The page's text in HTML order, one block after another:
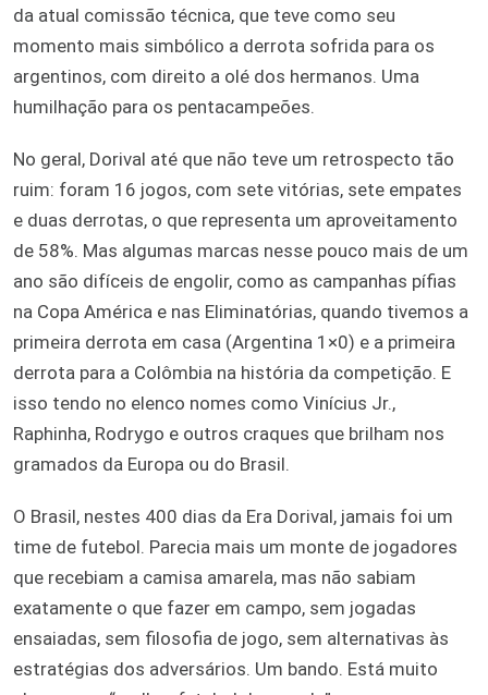
da atual comissão técnica, que teve como seu
momento mais simbólico a derrota sofrida para os
argentinos, com direito a olé dos hermanos. Uma
humilhação para os pentacampeões.
No geral, Dorival até que não teve um retrospecto tão
ruim: foram 16 jogos, com sete vitórias, sete empates
e duas derrotas, o que representa um aproveitamento
de 58%. Mas algumas marcas nesse pouco mais de um
ano são difíceis de engolir, como as campanhas pífias
na Copa América e nas Eliminatórias, quando tivemos a
primeira derrota em casa (Argentina 1×0) e a primeira
derrota para a Colômbia na história da competição. E
isso tendo no elenco nomes como Vinícius Jr.,
Raphinha, Rodrygo e outros craques que brilham nos
gramados da Europa ou do Brasil.
O Brasil, nestes 400 dias da Era Dorival, jamais foi um
time de futebol. Parecia mais um monte de jogadores
que recebiam a camisa amarela, mas não sabiam
exatamente o que fazer em campo, sem jogadas
ensaiadas, sem filosofia de jogo, sem alternativas às
estratégias dos adversários. Um bando. Está muito